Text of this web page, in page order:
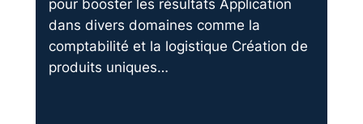
pour booster les résultats Application
dans divers domaines comme la
comptabilité et la logistique Création de
produits uniques…